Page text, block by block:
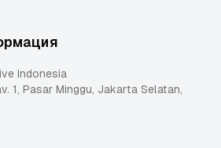
Indonesia
1, Pasar Minggu, Jakarta Selatan,